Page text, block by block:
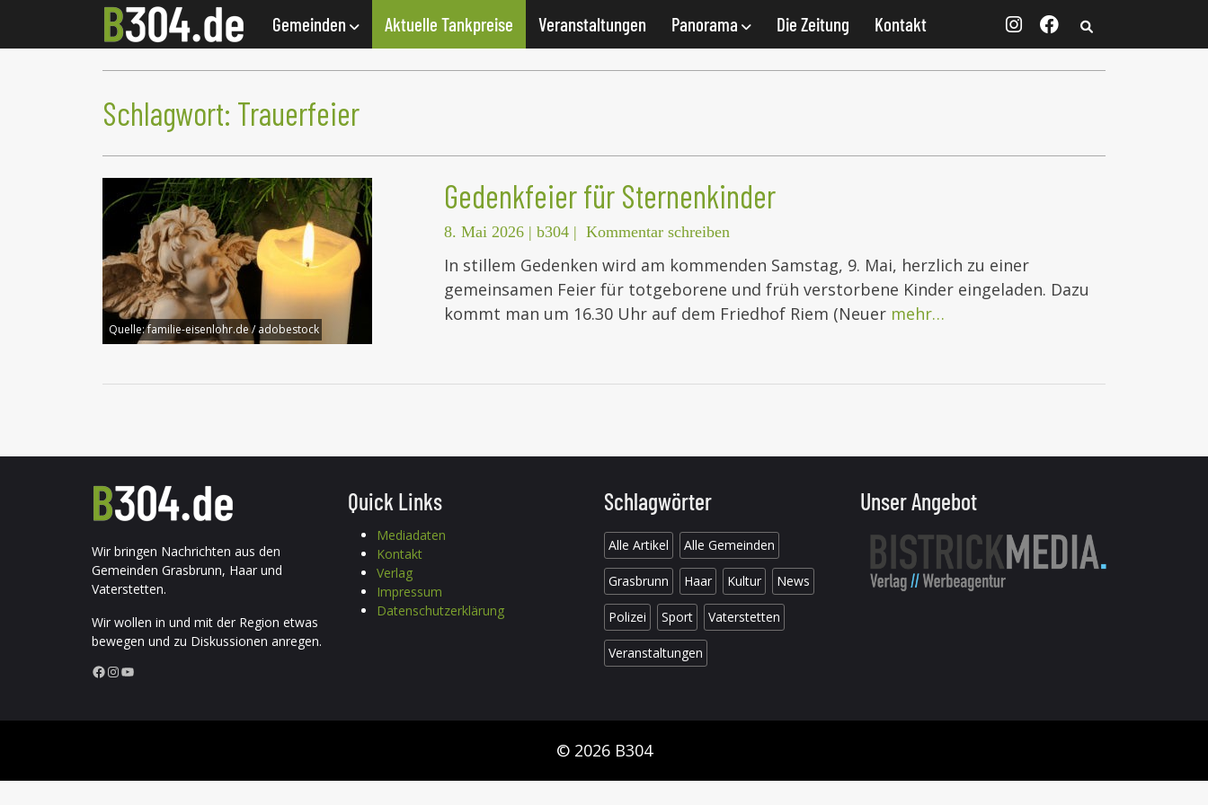
Gemeinden Aktuelle Tankpreise Veranstaltungen Panorama Die Zeitung Kontakt
Schlagwort: Trauerfeier
Quelle:familie-eisenlohr.de / adobestock
Gedenkfeier für Sternenkinder
8. Mai 2026 | b304 | Kommentar schreiben
In stillem Gedenken wird am kommenden Samstag, 9. Mai, herzlich zu einer
gemeinsamen Feier für totgeborene und früh verstorbene Kinder eingeladen. Dazu
kommt man um 16.30 Uhr auf dem Friedhof Riem (Neuer mehr…
Wir bringen Nachrichten aus den
Gemeinden Grasbrunn, Haar und
Vaterstetten.
Wir wollen in und mit der Region etwas
bewegen und zu Diskussionen anregen.
Facebook InstagramYouTube
Quick Links
Mediadaten
Kontakt
Verlag
Impressum
Datenschutzerklärung
Schlagwörter
Alle Artikel Alle Gemeinden
Grasbrunn Haar Kultur News
Polizei Sport Vaterstetten
Veranstaltungen
Unser Angebot
© 2026 B304